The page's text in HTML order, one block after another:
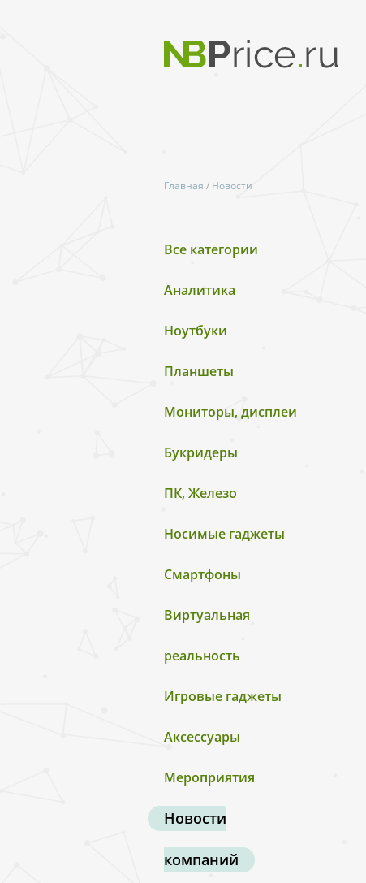
Главная / Новости
Все категории
Аналитика
Ноутбуки
Планшеты
Мониторы, дисплеи
Букридеры
ПК, Железо
Носимые гаджеты
Смартфоны
Виртуальная
реальность
Игровые гаджеты
Аксессуары
Мероприятия
Новости
компаний